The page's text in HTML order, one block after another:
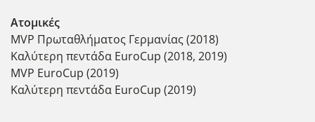
Ατομικές
MVP Πρωταθλήματος Γερμανίας (2018)
Καλύτερη πεντάδα EuroCup (2018, 2019)
MVP EuroCup (2019)
Καλύτερη πεντάδα EuroCup (2019)